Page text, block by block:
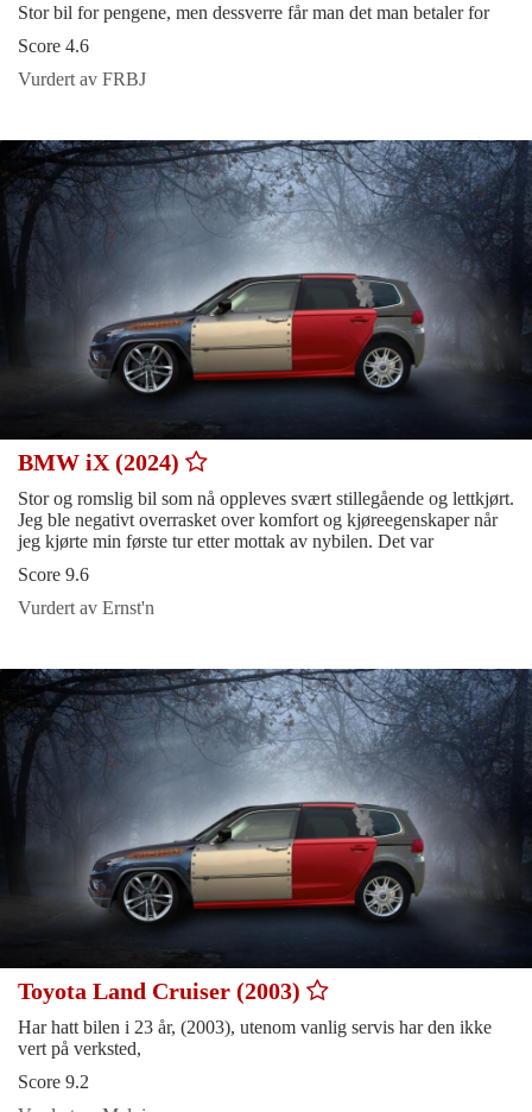
Stor bil for pengene, men dessverre får man det man betaler for
Score 4.6
Vurdert av FRBJ
BMW iX (2024)
Stor og romslig bil som nå oppleves svært stillegående og lettkjørt.
Jeg ble negativt overrasket over komfort og kjøreegenskaper når
jeg kjørte min første tur etter mottak av nybilen. Det var
Score 9.6
Vurdert av Ernst'n
Toyota Land Cruiser (2003)
Har hatt bilen i 23 år, (2003), utenom vanlig servis har den ikke
vert på verksted,
Score 9.2